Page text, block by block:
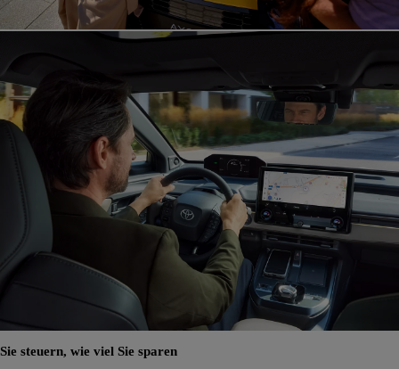
Sie steuern, wie viel Sie sparen